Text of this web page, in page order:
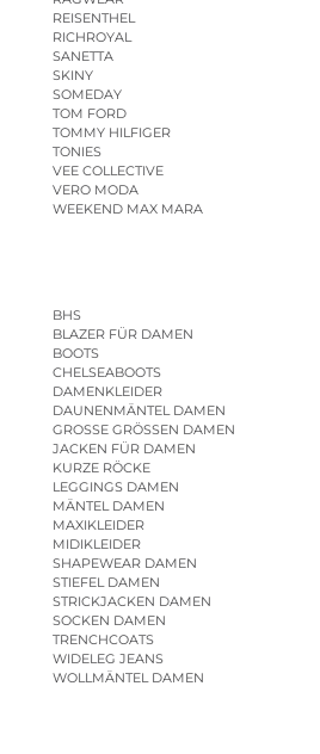
REISENTHEL
RICHROYAL
SANETTA
SKINY
SOMEDAY
TOM FORD
TOMMY HILFIGER
TONIES
VEE COLLECTIVE
VERO MODA
WEEKEND MAX MARA
BHS
BLAZER FÜR DAMEN
BOOTS
CHELSEABOOTS
DAMENKLEIDER
DAUNENMÄNTEL DAMEN
GROSSE GRÖSSEN DAMEN
JACKEN FÜR DAMEN
KURZE RÖCKE
LEGGINGS DAMEN
MÄNTEL DAMEN
MAXIKLEIDER
MIDIKLEIDER
SHAPEWEAR DAMEN
STIEFEL DAMEN
STRICKJACKEN DAMEN
SOCKEN DAMEN
TRENCHCOATS
WIDELEG JEANS
WOLLMÄNTEL DAMEN